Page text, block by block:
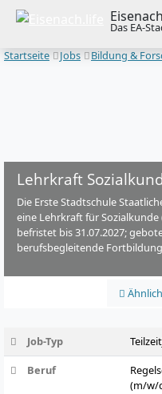
Das EA-
Startseite
Jobs Bildung &
Lehrkraft
Die Erste Stadtschule
eine Lehrkraft für Sozialkunde
befristet bis 31.07.2027;
berufsbegleitende
Job-Typ
Beruf
(m/w/